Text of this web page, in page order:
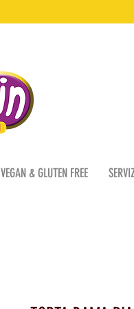
VEGAN & GLUTEN FREE